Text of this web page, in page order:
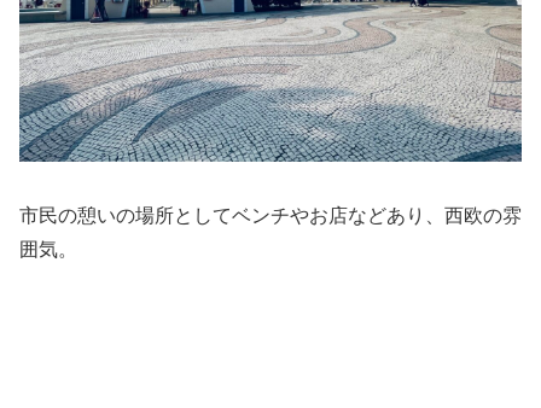
市民の憩いの場所としてベンチやお店などあり、西欧の雰
囲気。